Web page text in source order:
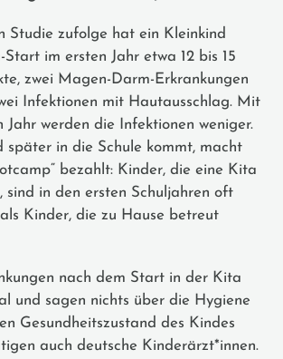
Studie zufolge hat ein Kleinkind
im ersten Jahr etwa 12 bis 15
zwei Magen-Darm-Erkrankungen
Infektionen mit Hautausschlag. Mit
Jahr werden die Infektionen weniger.
später in die Schule kommt, macht
bezahlt: Kinder, die eine Kita
sind in den ersten Schuljahren oft
Kinder, die zu Hause betreut
nach dem Start in der Kita
und sagen nichts über die Hygiene
Gesundheitszustand des Kindes
auch deutsche Kinderärzt*innen.